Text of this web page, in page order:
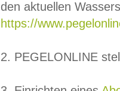
den aktuellen
https://
2. PEGELONLINE